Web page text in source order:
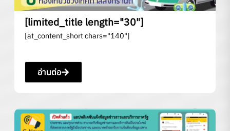
[limited_title length="30"]
[at_content_short chars="140"]
อ่านต่อ